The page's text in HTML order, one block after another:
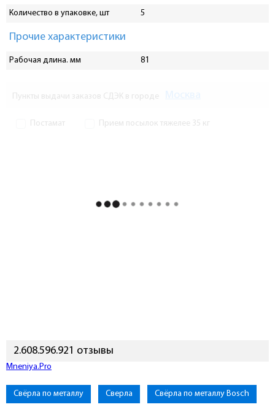
Количество в упаковке, шт
5
Прочие характеристики
Рабочая длина. мм 81
Пункты выдачи заказов СДЭК в городе
Постамат Прием посылок тяжелее 35 кг
2.608.596.921 отзывы
Mneniya.Pro
Свёрла по металлу Сверла Свёрла по металлу Bosch